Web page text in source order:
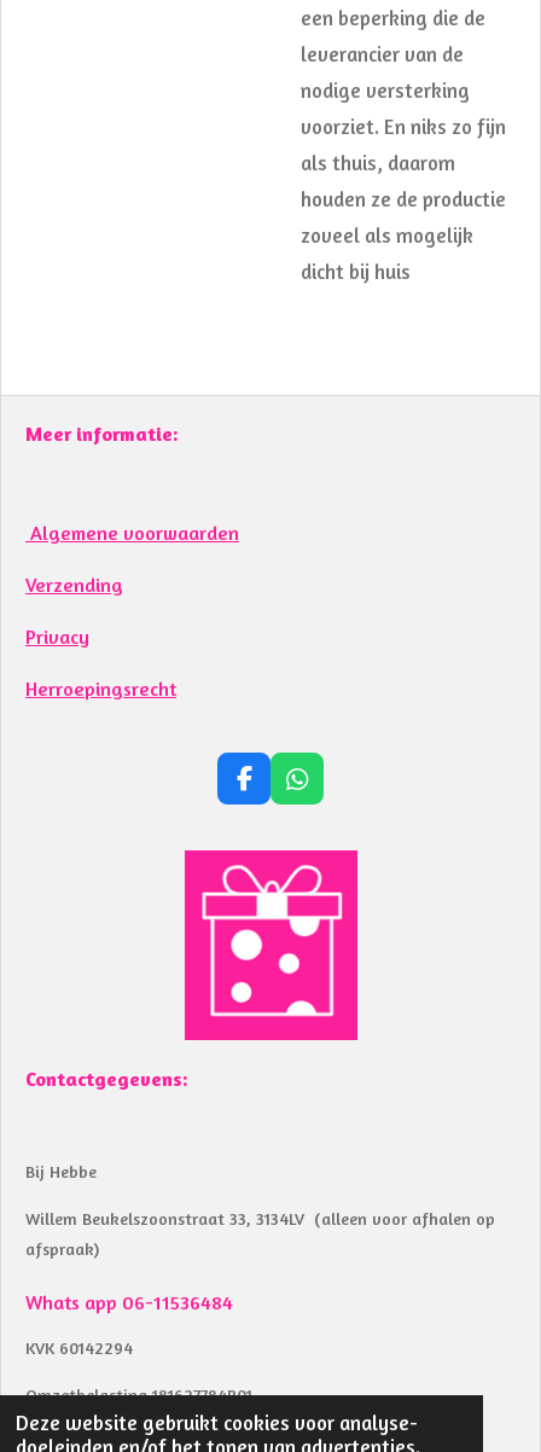
Deze website gebruikt cookies voor analyse-
een beperking die de
leverancier van de
nodige versterking
voorziet. En niks zo fijn
als thuis, daarom
houden ze de productie
zoveel als mogelijk
dicht bij huis
Meer informatie:
Algemene voorwaarden
Verzending
Privacy
Herroepingsrecht
F
e
b
o
o
k
W
t
s
A
p
p
Contactgegevens:
Bij Hebbe
Willem Beukelszoonstraat 33, 3134LV (alleen voor afhalen op
afspraak)
Whats app 06-11536484
KVK 60142294
Omzetbelasting 181627784B01
Btw identificatienummer NL002039853B04